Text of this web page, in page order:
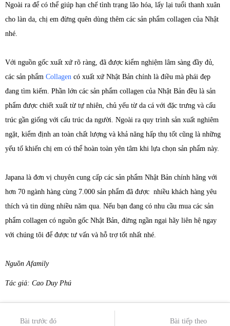
Ngoài ra để có thể giúp hạn chế tình trạng lão hóa, lấy lại tuổi thanh xuân
cho làn da, chị em đừng quên dùng thêm các sản phẩm collagen của Nhật
nhé.
Với nguồn gốc xuất xứ rõ ràng, đã được kiểm nghiệm lâm sàng đầy đủ,
các sản phẩm Collagen có xuất xứ Nhật Bản chính là điều mà phái đẹp
đang tìm kiếm. Phần lớn các sản phẩm collagen của Nhật Bản đều là sản
phẩm được chiết xuất từ tự nhiên, chủ yếu từ da cá với đặc trưng và cấu
trúc gần giống với cấu trúc da người. Ngoài ra quy trình sản xuất nghiêm
ngặt, kiểm định an toàn chất lượng và khả năng hấp thụ tốt cũng là những
yếu tố khiến chị em có thể hoàn toàn yên tâm khi lựa chọn sản phẩm này.
Japana là đơn vị chuyên cung cấp các sản phẩm Nhật Bản chính hãng với
hơn 70 ngành hàng cùng 7.000 sản phẩm đã được nhiều khách hàng yêu
thích và tin dùng nhiều năm qua. Nếu bạn đang có nhu cầu mua các sản
phẩm collagen có nguồn gốc Nhật Bản, đừng ngần ngại hãy liên hệ ngay
với chúng tôi để được tư vấn và hỗ trợ tốt nhất nhé.
Nguồn Afamily
Tác giả: Cao Duy Phú
Bài trước đó
Bài tiếp theo